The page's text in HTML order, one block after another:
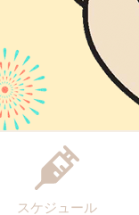
スケジュール